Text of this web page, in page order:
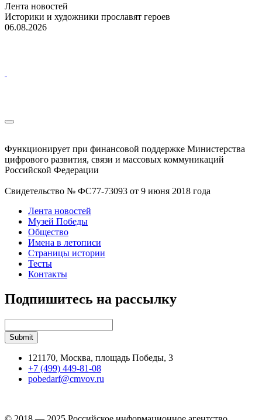
Лента новостей
Историки и художники прославят героев
06.08.2026
Функционирует при финансовой поддержке Министерства
цифрового развития, связи и массовых коммуникаций
Российской Федерации
Свидетельство № ФС77-73093 от 9 июня 2018 года
Лента новостей
Музей Победы
Общество
Имена в летописи
Страницы истории
Тесты
Контакты
Подпишитесь на рассылку
121170, Москва, площадь Победы, 3
+7 (499) 449-81-08
pobedarf@cmvov.ru